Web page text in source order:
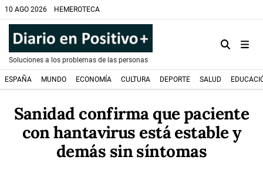
10 AGO 2026 HEMEROTECA
Soluciones a los problemas de las personas
ESPAÑA MUNDO ECONOMÍA CULTURA DEPORTE SALUD
Sanidad confirma que paciente
con hantavirus está estable y
demás sin síntomas